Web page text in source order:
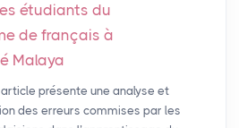
étudiants du
de français à
Malaya
article présente une analyse et
des erreurs commises par les